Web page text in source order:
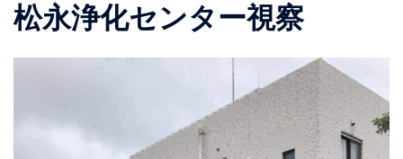
松永浄化センター視察